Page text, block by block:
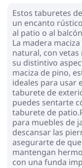
Estos taburetes
un encanto
al patio o al
La madera
natural, con
su distintivo
maciza de pino,
ideales para usar
taburete de
puedes sentarte
taburete de
para muebles de
descansar las
asegurarte de
mantengan
con una funda